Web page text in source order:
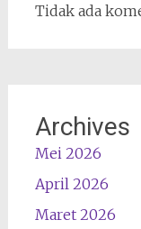
Tidak ada
Archives
Mei 2026
April 2026
Maret 2026